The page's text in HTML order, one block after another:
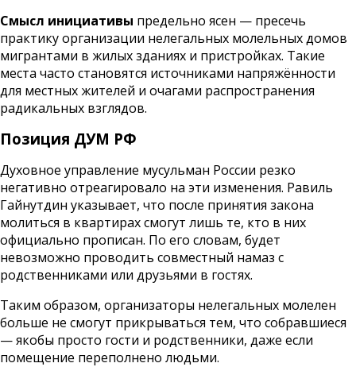
Смысл инициативы предельно ясен — пресечь
практику организации нелегальных молельных домов
мигрантами в жилых зданиях и пристройках. Такие
места часто становятся источниками напряжённости
для местных жителей и очагами распространения
радикальных взглядов.
Позиция ДУМ РФ
Духовное управление мусульман России резко
негативно отреагировало на эти изменения. Равиль
Гайнутдин указывает, что после принятия закона
молиться в квартирах смогут лишь те, кто в них
официально прописан. По его словам, будет
невозможно проводить совместный намаз с
родственниками или друзьями в гостях.
Таким образом, организаторы нелегальных молелен
больше не смогут прикрываться тем, что собравшиеся
— якобы просто гости и родственники, даже если
помещение переполнено людьми.